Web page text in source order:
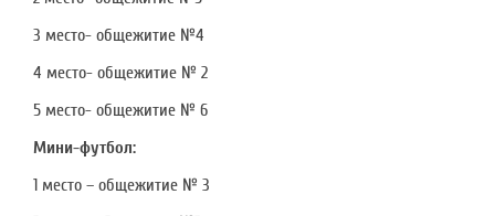
3 место- общежитие №4
4 место- общежитие № 2
5 место- общежитие № 6
Мини-футбол:
1 место – общежитие № 3